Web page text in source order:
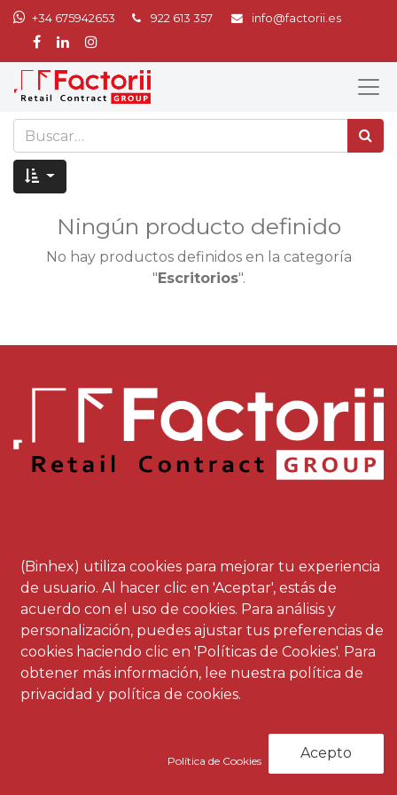
+34 675942653 922 613 357 info@factorii.es
Ningún producto definido
No hay productos definidos en la categoría
" Escritorios".
Inicio
Grupo Factorii
Sectores
Fondos
Europeos
(Binhex) utiliza cookies para mejorar tu experiencia
de usuario. Al hacer clic en 'Aceptar', estás de
acuerdo con el uso de cookies. Para análisis y
personalización, puedes ajustar tus preferencias de
cookies haciendo clic en 'Políticas de Cookies'. Para
obtener más información, lee nuestra política de
privacidad y política de cookies.
Política de Cookies Acepto